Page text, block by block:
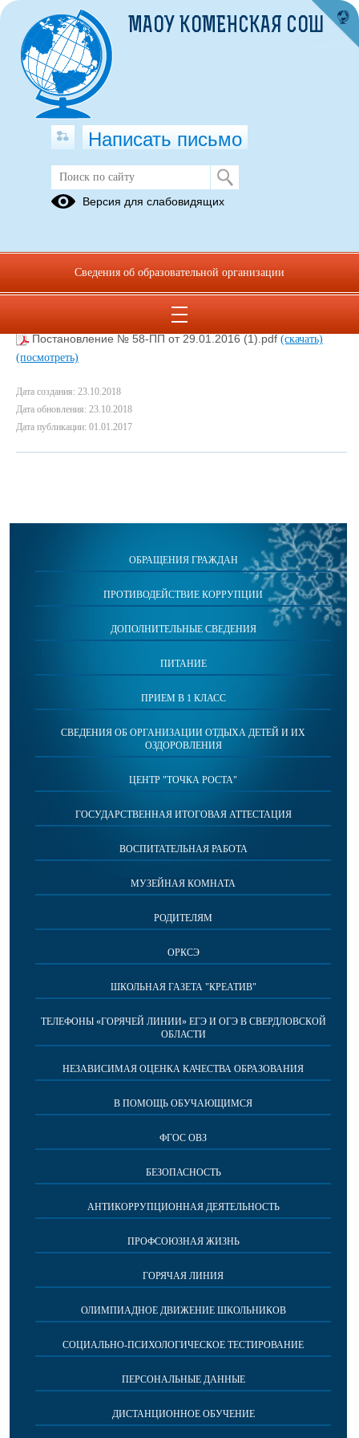
Порядок предоставления
компенсации расходов на
для посещения ребенком
образовательной организации.
Постановление № 58-ПП от 29.01.2016 (1).pdf (скачать)
(посмотреть)
Дата создания: 23.10.2018
Дата обновления: 23.10.2018
Дата публикации: 01.01.2017
ОБРАЩЕНИЯ ГРАЖДАН
ПРОТИВОДЕЙСТВИЕ КОРРУПЦИИ
ДОПОЛНИТЕЛЬНЫЕ СВЕДЕНИЯ
ПИТАНИЕ
ПРИЕМ В 1 КЛАСС
СВЕДЕНИЯ ОБ ОРГАНИЗАЦИИ ОТДЫХА ДЕТЕЙ И ИХ
ОЗДОРОВЛЕНИЯ
ЦЕНТР "ТОЧКА РОСТА"
ГОСУДАРСТВЕННАЯ ИТОГОВАЯ АТТЕСТАЦИЯ
ВОСПИТАТЕЛЬНАЯ РАБОТА
МУЗЕЙНАЯ КОМНАТА
РОДИТЕЛЯМ
ОРКСЭ
ШКОЛЬНАЯ ГАЗЕТА "КРЕАТИВ"
ТЕЛЕФОНЫ «ГОРЯЧЕЙ ЛИНИИ» ЕГЭ И ОГЭ В СВЕРДЛОВСКОЙ
ОБЛАСТИ
НЕЗАВИСИМАЯ ОЦЕНКА КАЧЕСТВА ОБРАЗОВАНИЯ
В ПОМОЩЬ ОБУЧАЮЩИМСЯ
ФГОС ОВЗ
БЕЗОПАСНОСТЬ
АНТИКОРРУПЦИОННАЯ ДЕЯТЕЛЬНОСТЬ
ПРОФСОЮЗНАЯ ЖИЗНЬ
ГОРЯЧАЯ ЛИНИЯ
ОЛИМПИАДНОЕ ДВИЖЕНИЕ ШКОЛЬНИКОВ
СОЦИАЛЬНО-ПСИХОЛОГИЧЕСКОЕ ТЕСТИРОВАНИЕ
ПЕРСОНАЛЬНЫЕ ДАННЫЕ
ДИСТАНЦИОННОЕ ОБУЧЕНИЕ
МАОУ КОМЕНСКАЯ СОШ
Написать письмо
Версия для слабовидящих
Сведения об образовательной организации